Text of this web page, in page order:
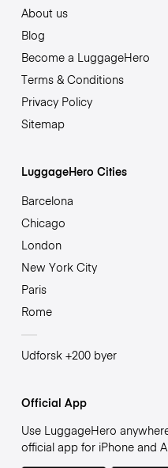
About us
Blog
Become a LuggageHero
Terms & Conditions
Privacy Policy
Sitemap
LuggageHero Cities
Barcelona
Chicago
London
New York City
Paris
Rome
Udforsk +200 byer
Official App
Use LuggageHero
official app for iPhone and